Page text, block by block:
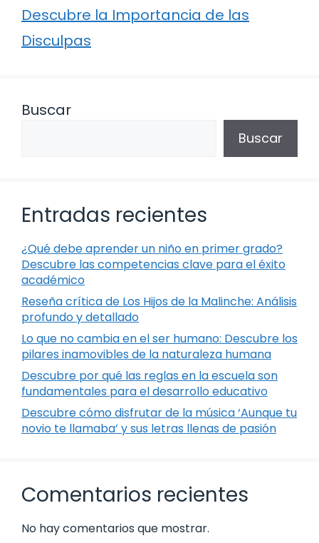
Descubre la Importancia de las
Disculpas
Buscar
Buscar
Entradas recientes
¿Qué debe aprender un niño en primer grado?
Descubre las competencias clave para el éxito
académico
Reseña crítica de Los Hijos de la Malinche: Análisis
profundo y detallado
Lo que no cambia en el ser humano: Descubre los
pilares inamovibles de la naturaleza humana
Descubre por qué las reglas en la escuela son
fundamentales para el desarrollo educativo
Descubre cómo disfrutar de la música ‘Aunque tu
novio te llamaba’ y sus letras llenas de pasión
Comentarios recientes
No hay comentarios que mostrar.